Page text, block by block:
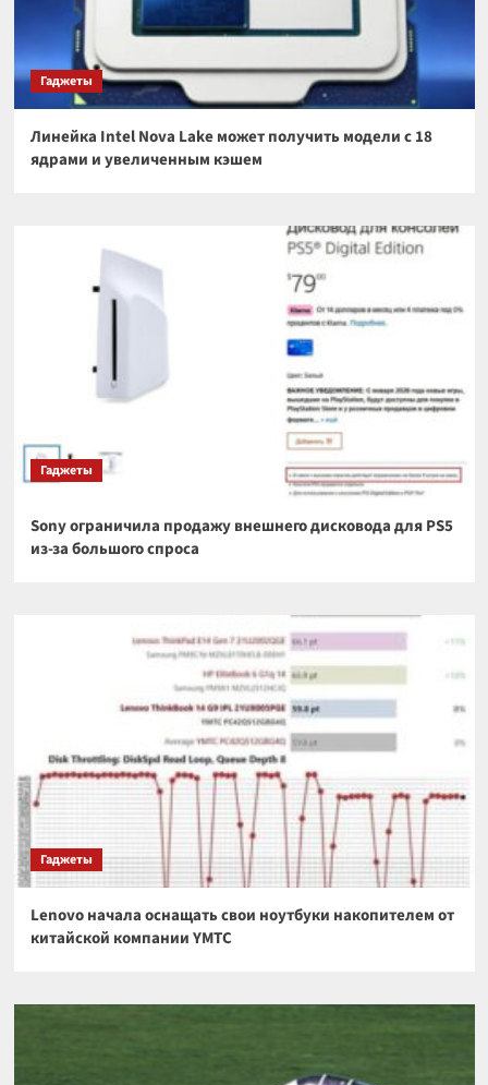
Гаджеты
Линейка Intel Nova Lake может получить модели с 18
ядрами и увеличенным кэшем
Гаджеты
Sony ограничила продажу внешнего дисковода для PS5
из-за большого спроса
Гаджеты
Lenovo начала оснащать свои ноутбуки накопителем от
китайской компании YMTC